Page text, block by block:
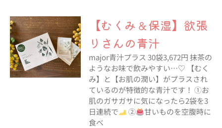
【むくみ＆保湿】欲張
りさんの青汁
major青汁プラス 30袋3,672円 抹茶の
ようなお味で飲みやすい…♡ 【むく
み】と【お肌の潤い】がプラスされ
ているのが特徴的な青汁です！ ①お
肌のガサガサに気になったら2袋を3
日連続で
②
甘いものを空腹時に
食べ